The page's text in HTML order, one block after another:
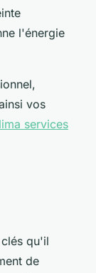
l'énergie
vos
services
qu'il
de